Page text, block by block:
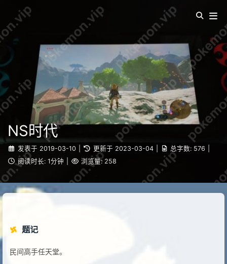
NS时代
发表于 2019-03-10 更新于 2023-03-04 总字数: 576
阅读时长: 1分钟 浏览量: 258
题记
民间高手任天堂。